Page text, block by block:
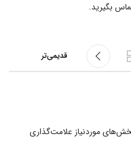
بگیرید.
قدیمی‌تر
موردنیاز علامت‌گذاری